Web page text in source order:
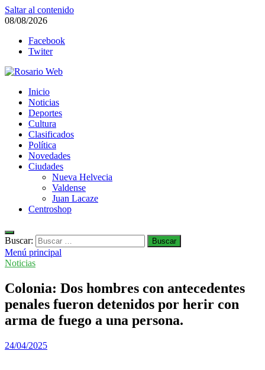
Saltar al contenido
08/08/2026
Facebook
Twiter
Rosario Web
Todas la noticias de Rosario y la zona
Inicio
Noticias
Deportes
Cultura
Clasificados
Política
Novedades
Ciudades
Nueva Helvecia
Valdense
Juan Lacaze
Centroshop
Buscar:
Menú principal
Noticias
Colonia: Dos hombres con antecedentes
penales fueron detenidos por herir con
arma de fuego a una persona.
24/04/2025